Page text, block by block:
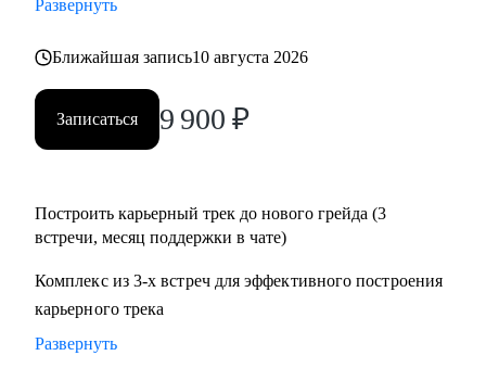
• Разобрать и выполнить тестовые задания.
вырасти на текущем месте работы.
• Построить здоровые отношения в команде и эффективно
Кому могу помочь:
Специалистам от Junior до Senior уровня:
• Product-менеджерам, кто хочет вырасти по грейду и
зарплате
• Владельцам стартапов, которые собирают команду, строят
Развернуть
Ближайшая запись10 августа 2026
Записаться 9 900 ₽
Построить карьерный трек до нового грейда (3
встречи, месяц поддержки в чате)
Комплекс из 3-х встреч для эффективного построения
карьерного трека
Развернуть